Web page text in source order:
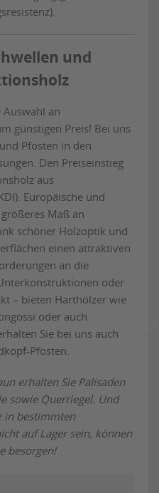
und
Auswahl an
günstigen Preis! Bei uns
Pfosten in den
Den Preiseinstieg
aus
Europäische und
Maß an
schöner Holzoptik und
einen attraktiven
an die
oder
– bieten Harthölzer wie
oder auch
Sie bei uns auch
Pfosten.
erhalten Sie Palisaden
sowie Querriegel. Und
in bestimmten
auf Lager sein, können
besorgen!